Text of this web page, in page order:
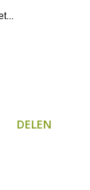
DELEN